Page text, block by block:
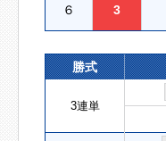
６ 3
勝式
3連単